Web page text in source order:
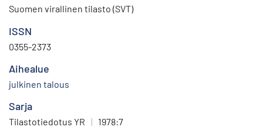
Suomen virallinen tilasto (SVT)
ISSN
0355-2373
Aihealue
julkinen talous
Sarja
Tilastotiedotus YR | 1978:7